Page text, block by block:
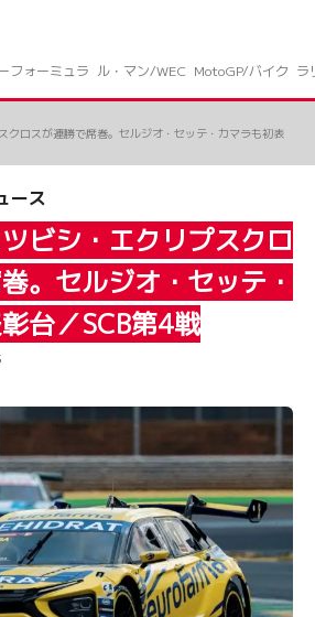
フォーミュラ ル・マン/WEC MotoGP/バイク ラ
クロスが連勝で席巻。セルジオ・セッテ・カマラも初表
ース
ビシ・エクリプスクロ
。セルジオ・セッテ・
台／SCB第4戦